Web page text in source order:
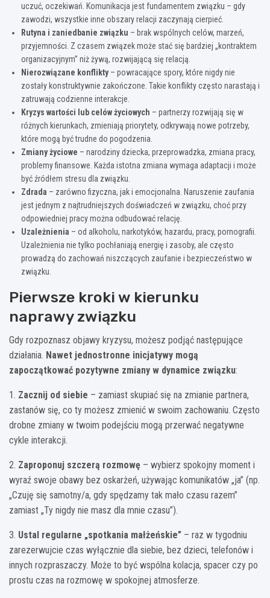
uczuć, oczekiwań. Komunikacja jest fundamentem związku – gdy
zawodzi, wszystkie inne obszary relacji zaczynają cierpieć.
Rutyna i zaniedbanie związku – brak wspólnych celów, marzeń,
przyjemności. Z czasem związek może stać się bardziej „kontraktem
organizacyjnym” niż żywą, rozwijającą się relacją.
Nierozwiązane konflikty– powracające spory, które nigdy nie
zostały konstruktywnie zakończone. Takie konflikty często narastają i
zatruwają codzienne interakcje.
Kryzys wartości lub celów życiowych – partnerzy rozwijają się w
różnych kierunkach, zmieniają priorytety, odkrywają nowe potrzeby,
które mogą być trudne do pogodzenia.
Zmiany życiowe – narodziny dziecka, przeprowadzka, zmiana pracy,
problemy finansowe. Każda istotna zmiana wymaga adaptacji i może
być źródłem stresu dla związku.
Zdrada – zarówno fizyczna, jak i emocjonalna. Naruszenie zaufania
jest jednym z najtrudniejszych doświadczeń w związku, choć przy
odpowiedniej pracy można odbudować relację.
Uzależnienia – od alkoholu, narkotyków, hazardu, pracy, pornografii.
Uzależnienia nie tylko pochłaniają energię i zasoby, ale często
prowadzą do zachowań niszczących zaufanie i bezpieczeństwo w
związku.
Pierwsze kroki w kierunku
naprawy związku
Gdy rozpoznasz objawy kryzysu, możesz podjąć następujące
działania. Nawet jednostronne inicjatywy mogą
zapoczątkować pozytywne zmiany w dynamice związku:
1. Zacznij od siebie – zamiast skupiać się na zmianie partnera,
zastanów się, co ty możesz zmienić w swoim zachowaniu. Często
drobne zmiany w twoim podejściu mogą przerwać negatywne
cykle interakcji.
2. Zaproponuj szczerą rozmowę – wybierz spokojny moment i
wyraź swoje obawy bez oskarżeń, używając komunikatów „ja” (np.
„Czuję się samotny/a, gdy spędzamy tak mało czasu razem”
zamiast „Ty nigdy nie masz dla mnie czasu”).
3. Ustal regularne „spotkania małżeńskie” – raz w tygodniu
zarezerwujcie czas wyłącznie dla siebie, bez dzieci, telefonów i
innych rozpraszaczy. Może to być wspólna kolacja, spacer czy po
prostu czas na rozmowę w spokojnej atmosferze.